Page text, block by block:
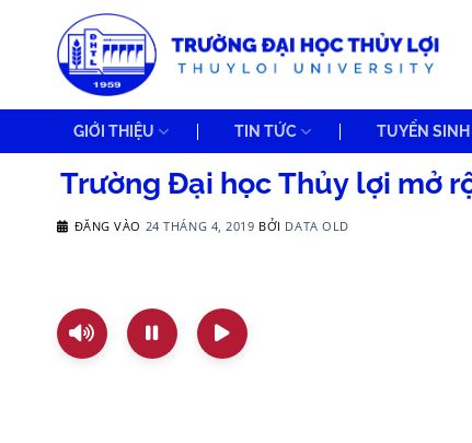
GIỚI THIỆU TIN TỨC TUYỂN SINH
Trường Đại học Thủy lợi mở
ĐĂNG VÀO 24 THÁNG 4, 2019 BỞI DATA OLD